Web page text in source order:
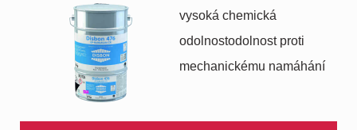
vysoká chemická
odolnostodolnost proti
mechanickému namáhání